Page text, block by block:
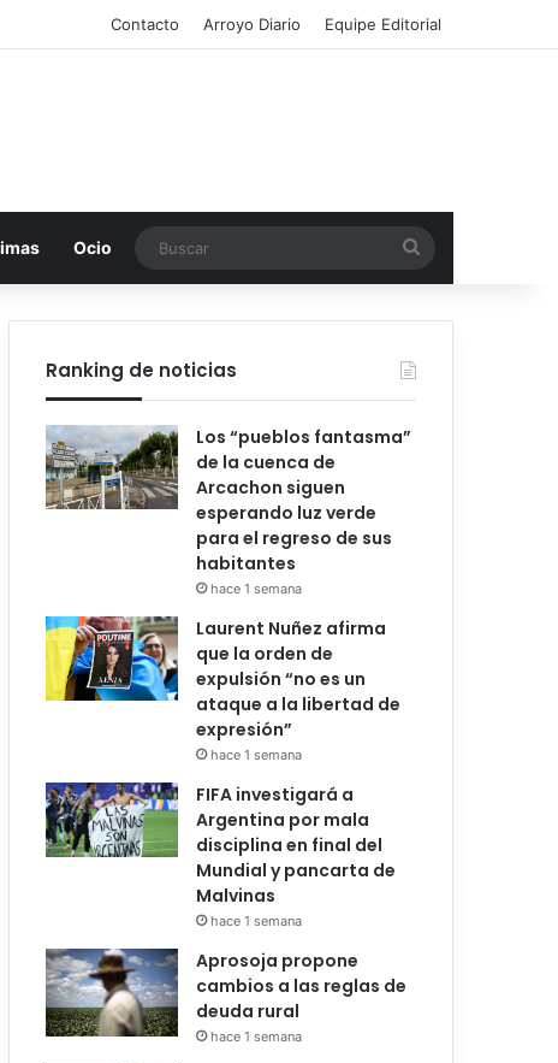
Contacto Arroyo Diario Equipe Editorial
Ocio
Ranking de noticias
Los “pueblos fantasma”
de la cuenca de
Arcachon siguen
esperando luz verde
para el regreso de sus
habitantes
hace 1 semana
Laurent Nuñez afirma
que la orden de
expulsión “no es un
ataque a la libertad de
expresión”
hace 1 semana
FIFA investigará a
Argentina por mala
disciplina en final del
Mundial y pancarta de
Malvinas
hace 1 semana
Aprosoja propone
cambios a las reglas de
deuda rural
hace 1 semana